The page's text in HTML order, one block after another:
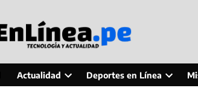
Actualidad
Open
Deportes en Línea
Open